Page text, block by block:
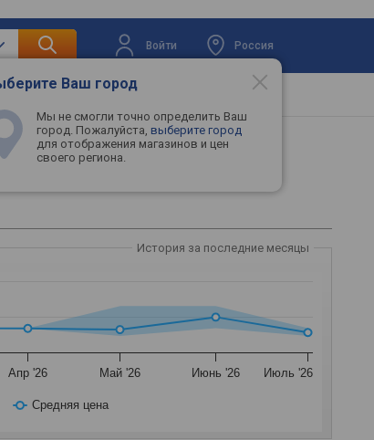
Войти Россия
Ваш город
Мы не смогли точно определить Ваш
город. Пожалуйста, выберите город
для отображения магазинов и цен
своего региона.
Телевизоры
История за последние месяцы
Средняя цена
Апр '26 Май '26 Июнь '26 Июль '26